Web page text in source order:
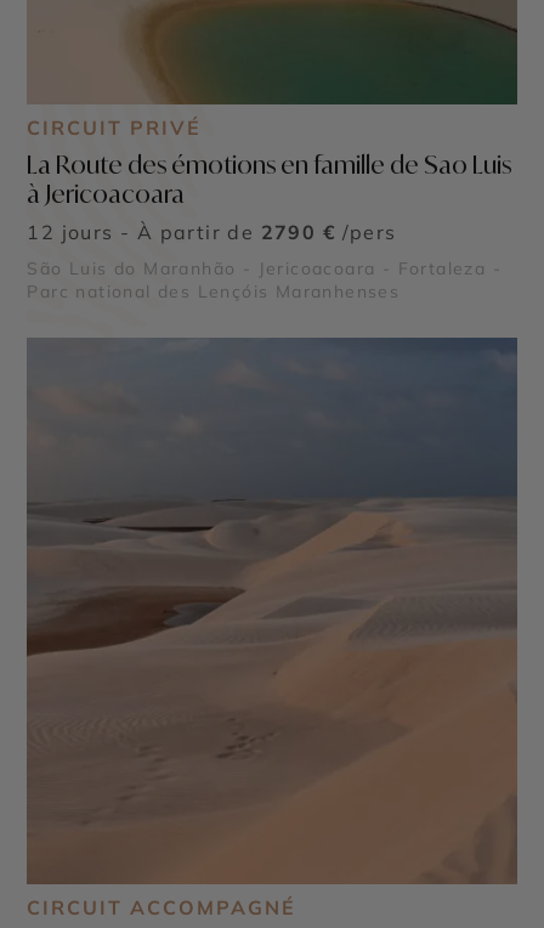
CIRCUIT PRIVÉ
La Route des émotions en famille de Sao Luis
à Jericoacoara
12 jours - À partir de 2790 € /pers
São Luis do Maranhão - Jericoacoara - Fortaleza -
Parc national des Lençóis Maranhenses
CIRCUIT ACCOMPAGNÉ